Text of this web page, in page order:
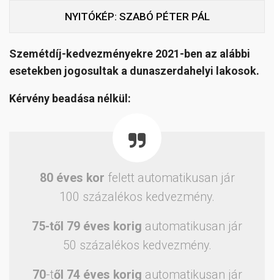
NYITÓKÉP: SZABÓ PÉTER PÁL
Szemétdíj-kedvezményekre 2021-ben az alábbi
esetekben jogosultak a dunaszerdahelyi lakosok.
Kérvény beadása nélkül:
80 éves kor felett automatikusan jár
100 százalékos kedvezmény.
75-től 79 éves korig automatikusan jár
50 százalékos kedvezmény.
70-től 74 éves korig automatikusan jár